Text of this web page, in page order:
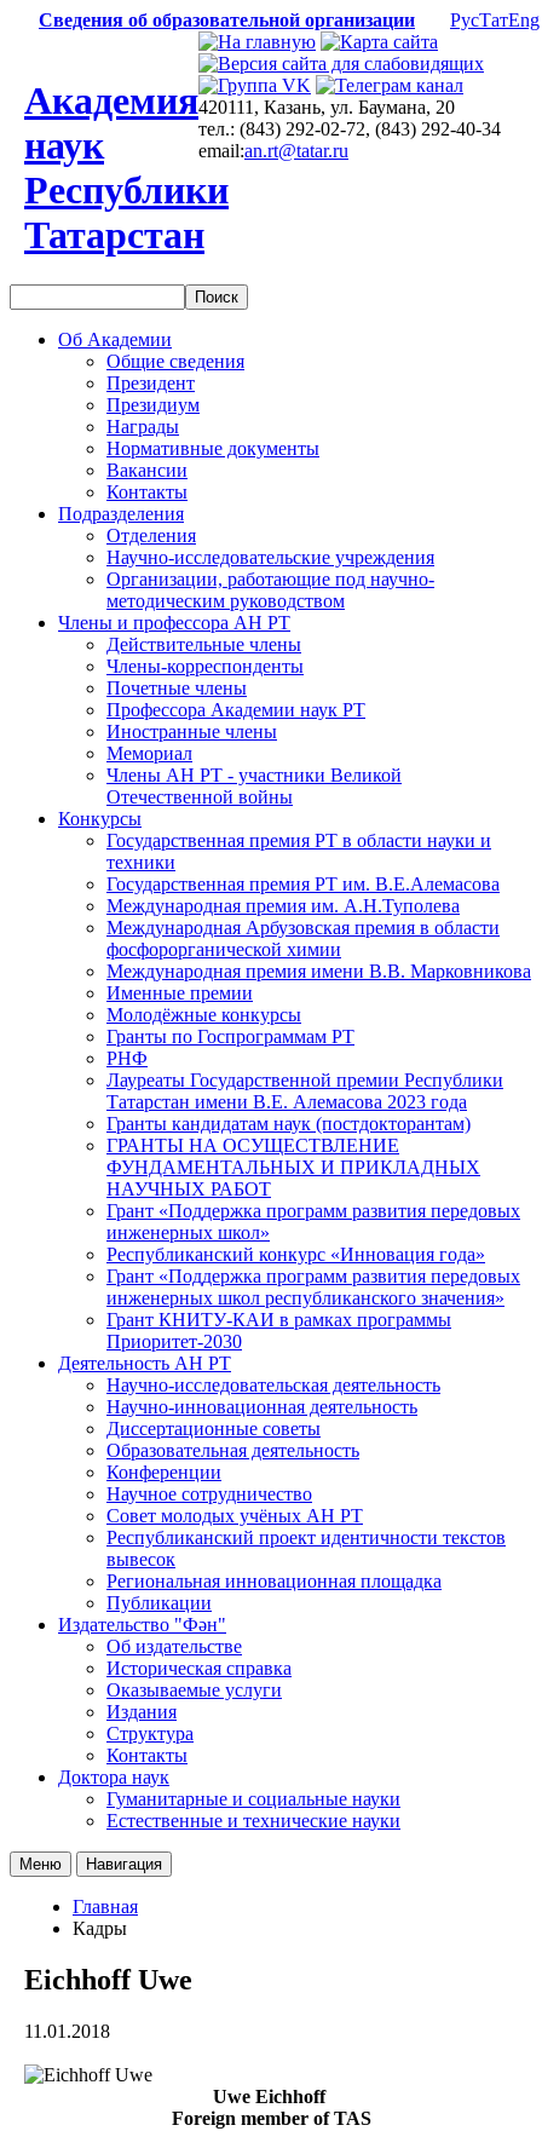
Сведения об образовательной организации РусТатEng
Академия
наук
Республики
Татарстан
420111, Казань, ул. Баумана, 20
тел.: (843) 292-02-72, (843) 292-40-34
email:an.rt@tatar.ru
Об Академии
Общие сведения
Президент
Президиум
Награды
Нормативные документы
Вакансии
Контакты
Подразделения
Отделения
Научно-исследовательские учреждения
Организации, работающие под научно-
методическим руководством
Члены и профессора АН РТ
Действительные члены
Члены-корреспонденты
Почетные члены
Профессора Академии наук РТ
Иностранные члены
Мемориал
Члены АН РТ - участники Великой
Отечественной войны
Конкурсы
Государственная премия РТ в области науки и
техники
Государственная премия РТ им. В.Е.Алемасова
Международная премия им. А.Н.Туполева
Международная Арбузовская премия в области
фосфорорганической химии
Международная премия имени В.В. Марковникова
Именные премии
Молодёжные конкурсы
Гранты по Госпрограммам РТ
РНФ
Лауреаты Государственной премии Республики
Татарстан имени В.Е. Алемасова 2023 года
Гранты кандидатам наук (постдокторантам)
ГРАНТЫ НА ОСУЩЕСТВЛЕНИЕ
ФУНДАМЕНТАЛЬНЫХ И ПРИКЛАДНЫХ
НАУЧНЫХ РАБОТ
Грант «Поддержка программ развития передовых
инженерных школ»
Республиканский конкурс «Инновация года»
Грант «Поддержка программ развития передовых
инженерных школ республиканского значения»
Грант КНИТУ-КАИ в рамках программы
Приоритет-2030
Деятельность АН РТ
Научно-исследовательская деятельность
Научно-инновационная деятельность
Диссертационные советы
Образовательная деятельность
Конференции
Научное сотрудничество
Совет молодых учёных АН РТ
Республиканский проект идентичности текстов
вывесок
Региональная инновационная площадка
Публикации
Издательство "Фән"
Об издательстве
Историческая справка
Оказываемые услуги
Издания
Структура
Контакты
Доктора наук
Гуманитарные и социальные науки
Естественные и технические науки
Меню Навигация
Главная
Кадры
Eichhoff Uwe
11.01.2018
Uwe Eichhoff
Foreign member of TAS